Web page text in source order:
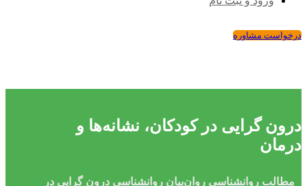
درخواست مشاوره
درون‌ گرایی در کودکان، نشانه‌ها و
درمان
مطالب روانشناسی روان‌بیان روانشناسی درون‌ گرایی در